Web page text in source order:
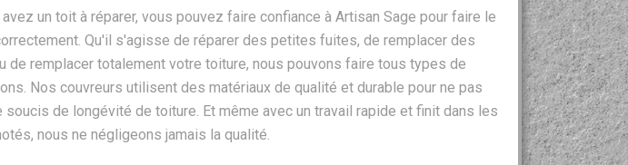
un toit à réparer, vous pouvez faire confiance à Artisan Sage pour faire le
Qu'il s'agisse de réparer des petites fuites, de remplacer des
de remplacer totalement votre toiture, nous pouvons faire tous types de
Nos couvreurs utilisent des matériaux de qualité et durable pour ne pas
soucis de longévité de toiture. Et même avec un travail rapide et finit dans les
nous ne négligeons jamais la qualité.